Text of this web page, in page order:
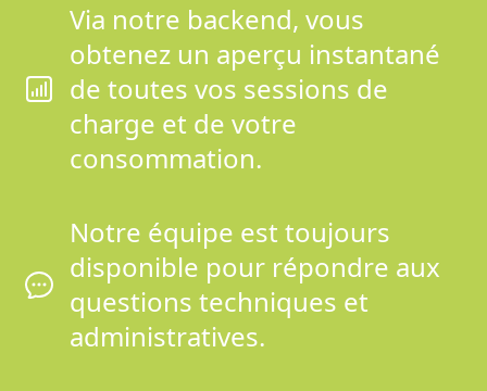
Via notre backend, vous
obtenez un aperçu instantané
de toutes vos sessions de
charge et de votre
consommation.
Notre équipe est toujours
disponible pour répondre aux
questions techniques et
administratives.